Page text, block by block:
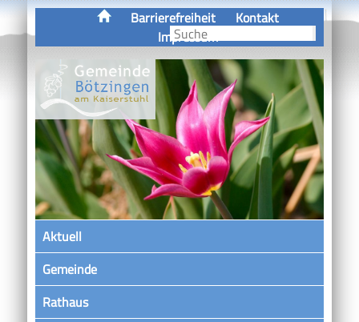
Barrierefreiheit
Kontakt
Impressum
Aktuell
Gemeinde
Rathaus